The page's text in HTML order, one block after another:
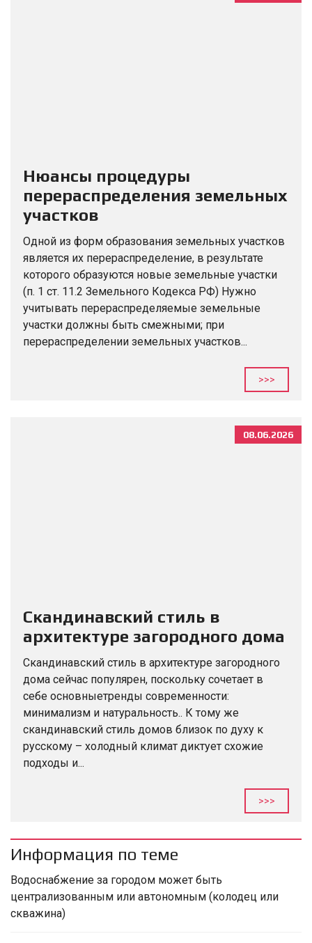
Нюансы процедуры
перераспределения земельных
участков
Одной из форм образования земельных участков
является их перераспределение, в результате
которого образуются новые земельные участки
(п. 1 ст. 11.2 Земельного Кодекса РФ) Нужно
учитывать перераспределяемые земельные
участки должны быть смежными; при
перераспределении земельных участков...
>>>
08.06.2026
Скандинавский стиль в
архитектуре загородного дома
Скандинавский стиль в архитектуре загородного
дома сейчас популярен, поскольку сочетает в
себе основныетренды современности:
минимализм и натуральность.. К тому же
скандинавский стиль домов близок по духу к
русскому – холодный климат диктует схожие
подходы и...
>>>
Информация по теме
Водоснабжение за городом может быть
централизованным или автономным (колодец или
скважина)